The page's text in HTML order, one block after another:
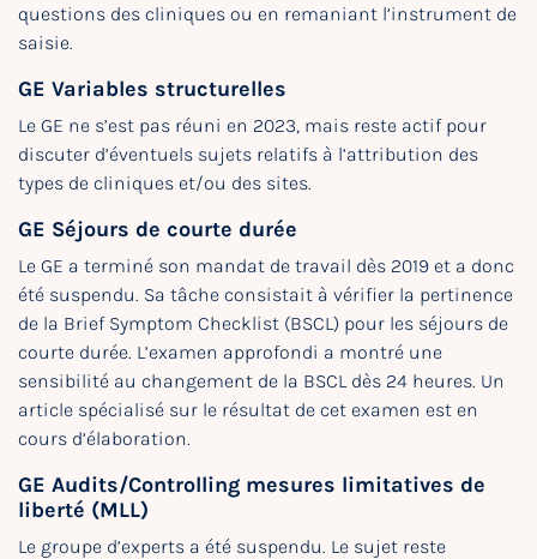
questions des cliniques ou en remaniant l’instrument de
saisie.
GE Variables structurelles
Le GE ne s’est pas réuni en 2023, mais reste actif pour
discuter d’éventuels sujets relatifs à l’attribution des
types de cliniques et/ou des sites.
GE Séjours de courte durée
Le GE a terminé son mandat de travail dès 2019 et a donc
été suspendu. Sa tâche consistait à vérifier la pertinence
de la Brief Symptom Checklist (BSCL) pour les séjours de
courte durée. L’examen approfondi a montré une
sensibilité au changement de la BSCL dès 24 heures. Un
article spécialisé sur le résultat de cet examen est en
cours d’élaboration.
GE Audits/Controlling mesures limitatives de
liberté (MLL)
Le groupe d’experts a été suspendu. Le sujet reste